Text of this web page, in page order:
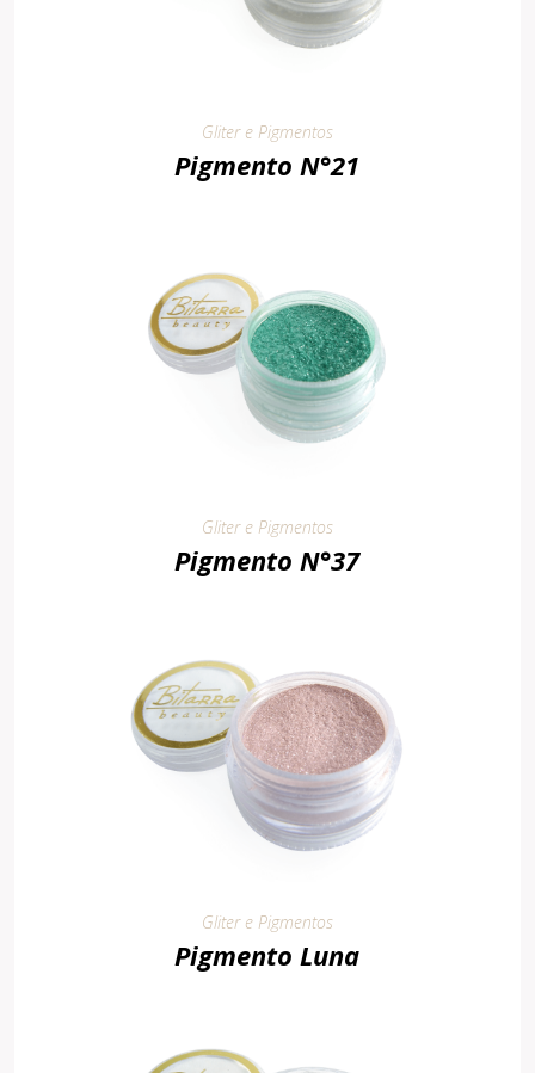
Gliter e Pigmentos
Pigmento N°21
Gliter e Pigmentos
Pigmento N°37
Gliter e Pigmentos
Pigmento Luna